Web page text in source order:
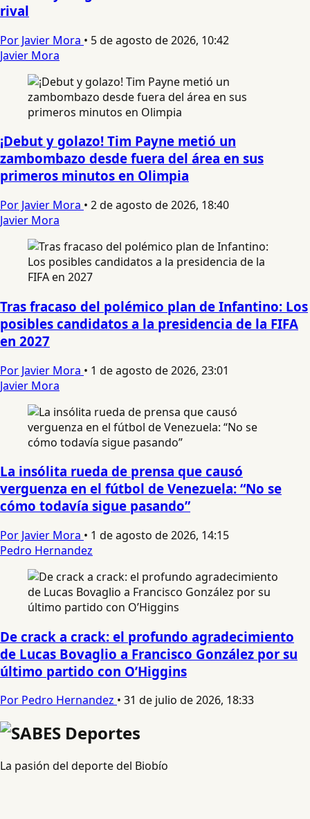
rival
Por Javier Mora • 5 de agosto de 2026, 10:42
Javier Mora
¡Debut y golazo! Tim Payne metió un
zambombazo desde fuera del área en sus
primeros minutos en Olimpia
Por Javier Mora • 2 de agosto de 2026, 18:40
Javier Mora
Tras fracaso del polémico plan de Infantino: Los
posibles candidatos a la presidencia de la FIFA
en 2027
Por Javier Mora • 1 de agosto de 2026, 23:01
Javier Mora
La insólita rueda de prensa que causó
verguenza en el fútbol de Venezuela: “No se
cómo todavía sigue pasando”
Por Javier Mora • 1 de agosto de 2026, 14:15
Pedro Hernandez
De crack a crack: el profundo agradecimiento
de Lucas Bovaglio a Francisco González por su
último partido con O’Higgins
Por Pedro Hernandez • 31 de julio de 2026, 18:33
La pasión del deporte del Biobío